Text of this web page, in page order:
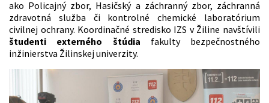
ako Policajný zbor, Hasičský a záchranný zbor, záchranná
zdravotná služba či kontrolné chemické laboratórium
civilnej ochrany. Koordinačné stredisko IZS v Žiline navštívili
študenti externého štúdia fakulty bezpečnostného
inžinierstva Žilinskej univerzity.